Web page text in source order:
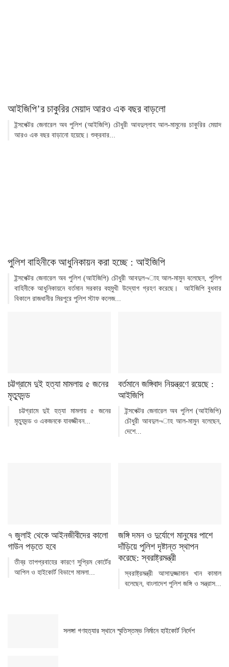
আইজিপি’র চাকুরির মেয়াদ আরও এক বছর বাড়লো
ইন্সপেক্টর জেনারেল অব পুলিশ (আইজিপি) চৌধুরী আবদুল্লাহ আল-মামুনের চাকুরির মেয়াদ
আরও এক বছর বাড়ানো হয়েছে। শুক্রবার...
পুলিশ বাহিনীকে আধুনিকায়ন করা হচ্ছে : আইজিপি
ইন্সপেক্টর জেনারেল অব পুলিশ (আইজিপি) চৌধুরী আবদুল¬াহ আল-মামুন বলেছেন, পুলিশ
বাহিনীকে আধুনিকায়নে বর্তমান সরকার বহুমুখী উদ্যোগ গ্রহণ করেছে। আইজিপি বুধবার
বিকালে রাজধানীর মিরপুরে পুলিশ স্টাফ কলেজ...
চট্টগ্রামে দুই হত্যা মামলায় ৫ জনের
মৃত্যুদন্ড
চট্টগ্রামে দুই হত্যা মামলায় ৫ জনের
মৃত্যুদন্ড ও একজনকে যাবজ্জীবন...
বর্তমানে জঙ্গিবাদ নিয়ন্ত্রণে রয়েছে :
আইজিপি
ইন্সপেক্টর জেনারেল অব পুলিশ (আইজিপি)
চৌধুরী আবদুল¬াহ আল-মামুন বলেছেন,
দেশে...
৭ জুলাই থেকে আইনজীবীদের কালো
গাউন পড়তে হবে
তীব্র তাপপ্রবাহের কারণে সুপ্রিম কোর্টের
আপিল ও হাইকোর্ট বিভাগে মামলা...
জঙ্গি দমন ও দুর্যোগে মানুষের পাশে
দাঁড়িয়ে পুলিশ দৃষ্টান্ত স্থাপন
করেছে: স্বরাষ্ট্রমন্ত্রী
স্বরাষ্ট্রমন্ত্রী আসাদুজ্জামান খান কামাল
বলেছেন, বাংলাদেশ পুলিশ জঙ্গি ও সন্ত্রাস...
সলঙ্গা গণহত্যার স্থানে স্মৃতিস্তম্ভ নির্মানে হাইকোর্ট নির্দেশ